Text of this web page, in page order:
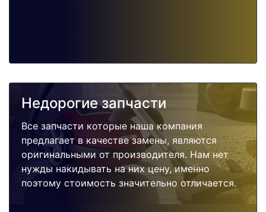
Недорогие запчасти
Все запчасти которые наша компания
предлагает в качестве замены, являются
оригинальными от производителя. Нам нет
нужды накидывать на них цену, именно
поэтому стоимость значительно отличается.